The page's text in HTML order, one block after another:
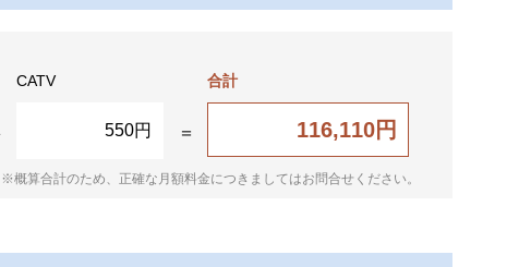
CATV
550円
合計
116,110円
※概算合計のため、正確な月額料金につきましてはお問合せください。